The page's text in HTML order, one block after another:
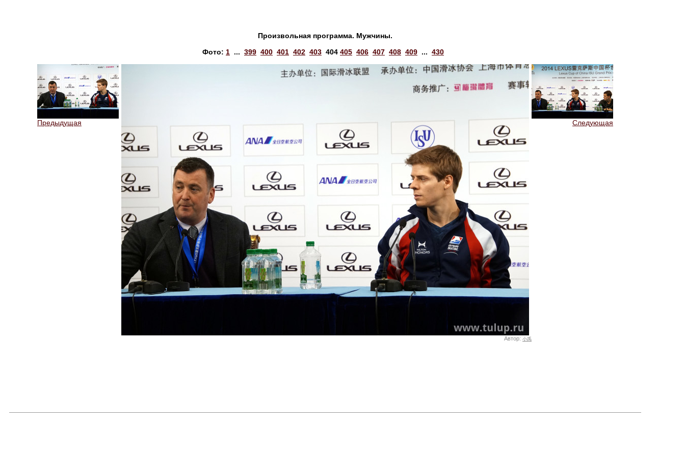
Произвольная программа. Мужчины.
Фото: 1 ... 399 400 401 402 403 404 405 406 407 408 409 ... 430
Предыдущая
Автор: 小禹
Следующая